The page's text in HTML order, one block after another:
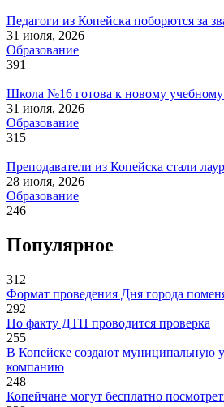
Педагоги из Копейска поборются за
31 июля, 2026
Образование
391
Школа №16 готова к новому учебному
31 июля, 2026
Образование
315
Преподаватели из Копейска стали
28 июля, 2026
Образование
246
Популярное
312
Формат проведения Дня города
292
По факту ДТП проводится проверка
255
В Копейске создают муниципальную
компанию
248
Копейчане могут бесплатно